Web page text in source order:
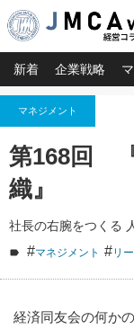
新着 企業戦略
マネジメント
第168回
織』
社長の右腕をつくる
#マネジメント #リ
経済同友会の何か